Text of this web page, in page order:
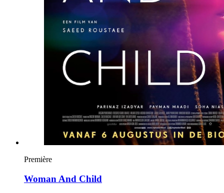
Première
Woman And Child